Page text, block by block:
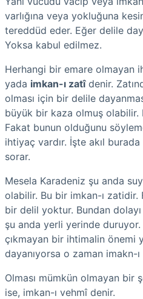
varlığına veya yokluğuna
tereddüd eder. Eğer delile
Yoksa kabul edilmez.
Herhangi bir emare olmayan
yada imkan-ı zatîdenir.
olması için bir delile
büyük bir kaza olmuş olabilir.
Fakat bunun olduğunu
ihtiyaç vardır. İşte akıl
sorar.
Mesela Karadeniz şu anda
olabilir. Bu bir imkan-ı
bir delil yoktur. Bundan
şu anda yerli yerinde
çıkmayan bir ihtimalin önemi
dayanıyorsa o zaman imakn-
Olması mümkün olmayan bir
ise, imkan-ı vehmî denir.